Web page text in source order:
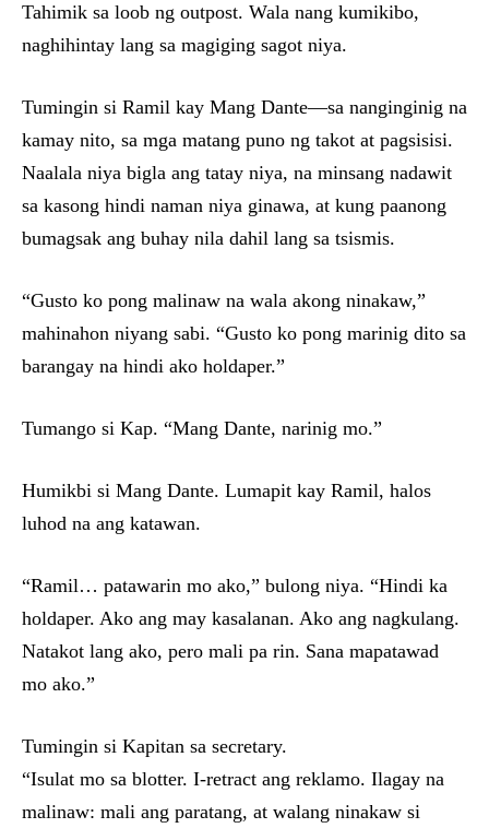
Tahimik sa loob ng outpost. Wala nang kumikibo,
naghihintay lang sa magiging sagot niya.
Tumingin si Ramil kay Mang Dante—sa nanginginig na
kamay nito, sa mga matang puno ng takot at pagsisisi.
Naalala niya bigla ang tatay niya, na minsang nadawit
sa kasong hindi naman niya ginawa, at kung paanong
bumagsak ang buhay nila dahil lang sa tsismis.
“Gusto ko pong malinaw na wala akong ninakaw,”
mahinahon niyang sabi. “Gusto ko pong marinig dito sa
barangay na hindi ako holdaper.”
Tumango si Kap. “Mang Dante, narinig mo.”
Humikbi si Mang Dante. Lumapit kay Ramil, halos
luhod na ang katawan.
“Ramil… patawarin mo ako,” bulong niya. “Hindi ka
holdaper. Ako ang may kasalanan. Ako ang nagkulang.
Natakot lang ako, pero mali pa rin. Sana mapatawad
mo ako.”
Tumingin si Kapitan sa secretary.
“Isulat mo sa blotter. I-retract ang reklamo. Ilagay na
malinaw: mali ang paratang, at walang ninakaw si